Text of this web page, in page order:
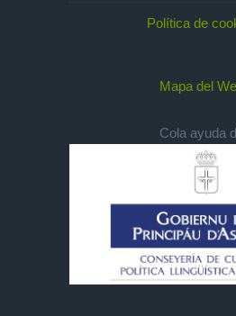
Política de
Mapa del
Cola ayuda